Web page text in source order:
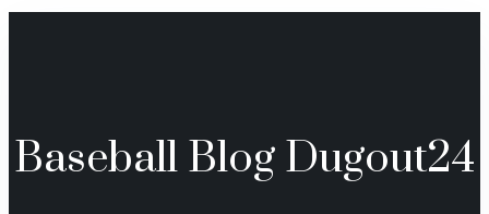
Baseball Blog Dugout24